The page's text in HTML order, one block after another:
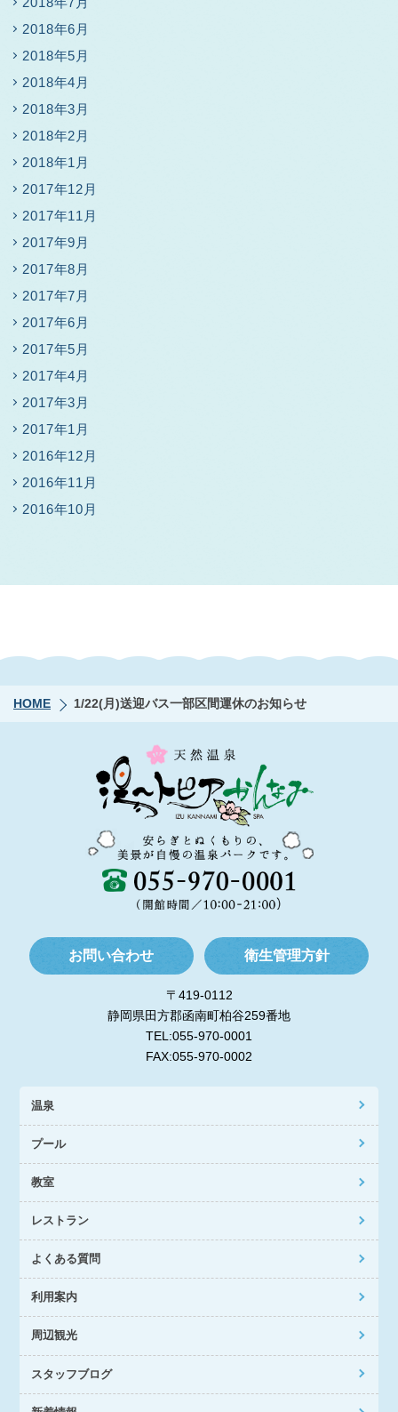
2018年6月
2018年5月
2018年4月
2018年3月
2018年2月
2018年1月
2017年12月
2017年11月
2017年9月
2017年8月
2017年7月
2017年6月
2017年5月
2017年4月
2017年3月
2017年1月
2016年12月
2016年11月
2016年10月
HOME 1/22(月)送迎バス一部区間運休のお知らせ
お問い合わせ 衛生管理方針
〒419-0112
静岡県田方郡函南町柏谷259番地
TEL:055-970-0001
FAX:055-970-0002
温泉
プール
教室
レストラン
よくある質問
利用案内
周辺観光
スタッフブログ